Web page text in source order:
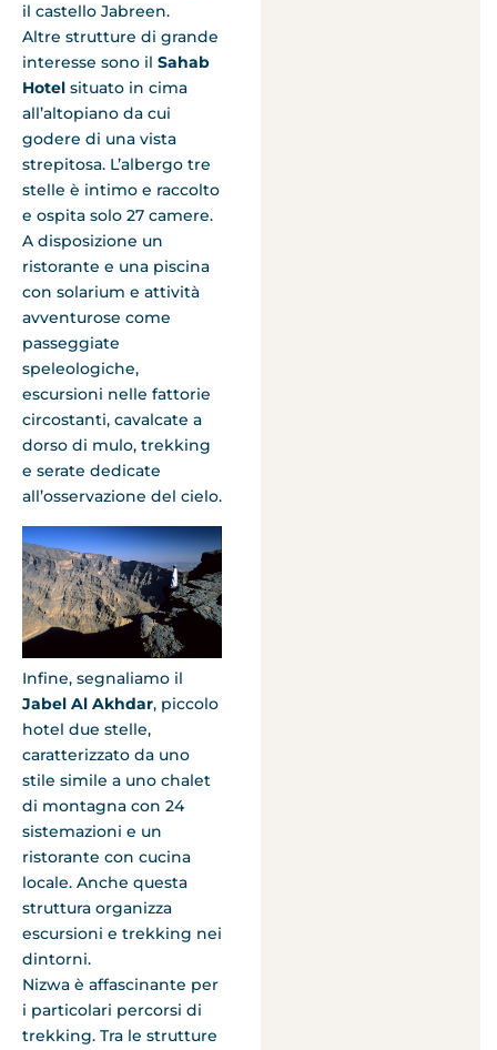
il castello Jabreen.
Altre strutture di grande
interesse sono il Sahab
Hotel situato in cima
all’altopiano da cui
godere di una vista
strepitosa. L’albergo tre
stelle è intimo e raccolto
e ospita solo 27 camere.
A disposizione un
ristorante e una piscina
con solarium e attività
avventurose come
passeggiate
speleologiche,
escursioni nelle fattorie
circostanti, cavalcate a
dorso di mulo, trekking
e serate dedicate
all’osservazione del cielo.
Infine, segnaliamo il
Jabel Al Akhdar, piccolo
hotel due stelle,
caratterizzato da uno
stile simile a uno chalet
di montagna con 24
sistemazioni e un
ristorante con cucina
locale. Anche questa
struttura organizza
escursioni e trekking nei
dintorni.
Nizwa è affascinante per
i particolari percorsi di
trekking. Tra le strutture